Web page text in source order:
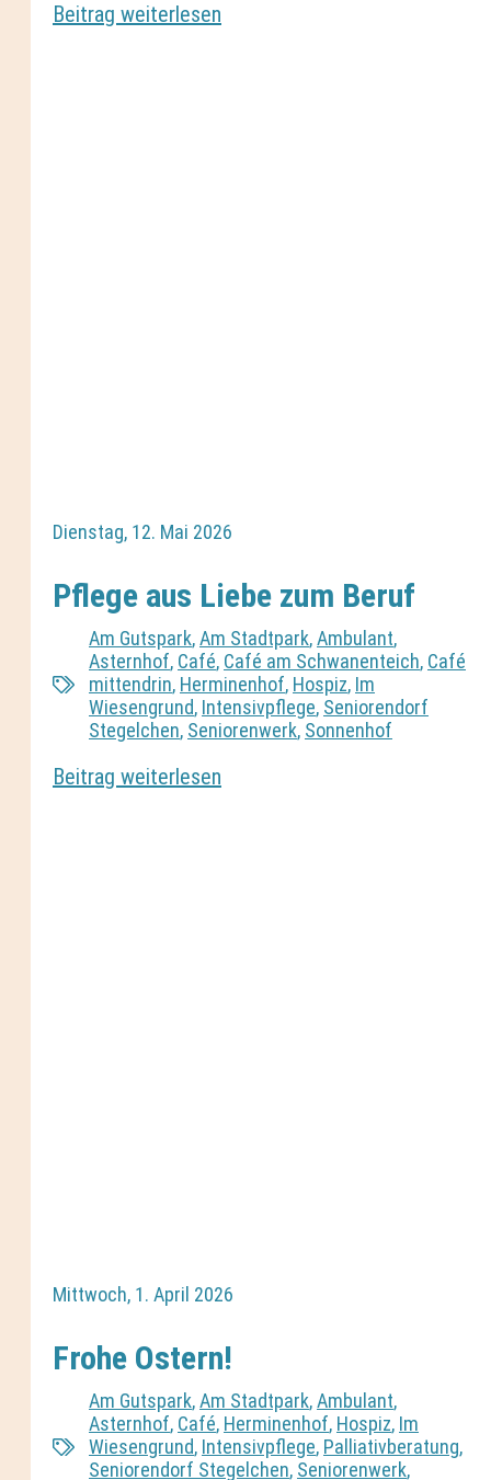
Beitrag weiterlesen
Dienstag, 12. Mai 2026
Pflege aus Liebe zum Beruf
Am Gutspark,Am Stadtpark,Ambulant,
Asternhof, Café, Café am Schwanenteich, Café
mittendrin, Herminenhof, Hospiz, Im
Wiesengrund, Intensivpflege, Seniorendorf
Stegelchen, Seniorenwerk, Sonnenhof
Beitrag weiterlesen
Mittwoch, 1. April 2026
Frohe Ostern!
Am Gutspark,Am Stadtpark,Ambulant,
Asternhof, Café, Herminenhof, Hospiz, Im
Wiesengrund, Intensivpflege, Palliativberatung,
Seniorendorf Stegelchen, Seniorenwerk,